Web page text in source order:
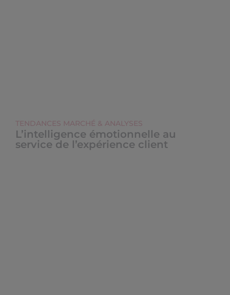
TENDANCES MARCHÉ & ANALYSES
L’intelligence émotionnelle au
service de l’expérience client